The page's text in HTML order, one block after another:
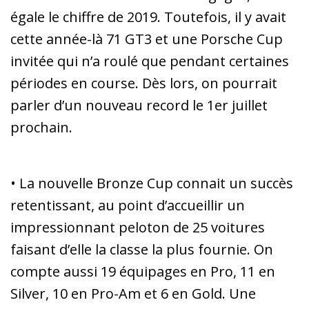
égale le chiffre de 2019. Toutefois, il y avait
cette année-là 71 GT3 et une Porsche Cup
invitée qui n’a roulé que pendant certaines
périodes en course. Dès lors, on pourrait
parler d’un nouveau record le 1er juillet
prochain.
• La nouvelle Bronze Cup connait un succès
retentissant, au point d’accueillir un
impressionnant peloton de 25 voitures
faisant d’elle la classe la plus fournie. On
compte aussi 19 équipages en Pro, 11 en
Silver, 10 en Pro-Am et 6 en Gold. Une